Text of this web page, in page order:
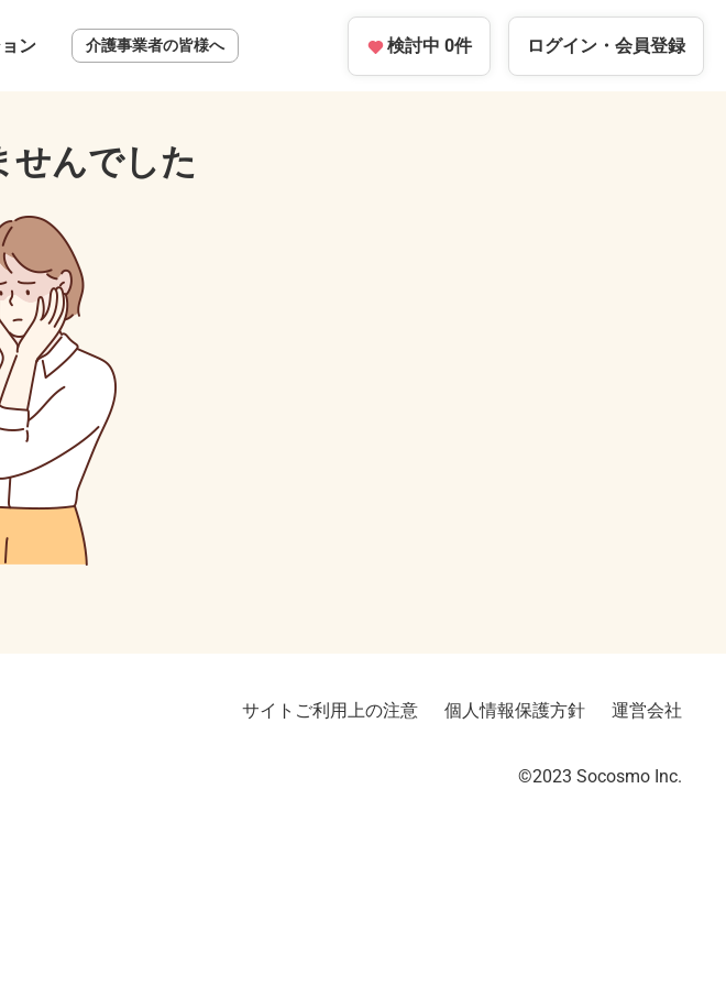
ン 介護事業者の皆様へ 検討中 0件 ログイン・ 会員登録
せんでした
サイトご利用上の注意 個人情報保護方針 運営会社
©2023︎ Socosmo Inc.